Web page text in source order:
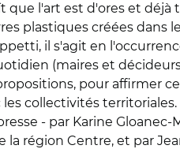
que l'art est d'ores et
plastiques créées
il s'agit en
(maires et
pour affirmer
collectivités
- par Karine
la région Centre, et par